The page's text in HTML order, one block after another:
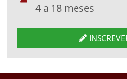
4 a 18 meses